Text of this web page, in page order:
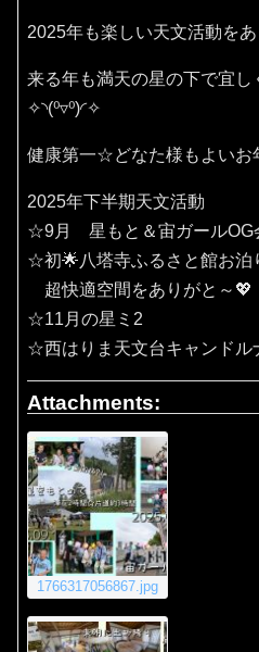
2025年も楽しい天文活動をあ
来る年も満天の星の下で宜し
✧⁠◝⁠(⁠⁰⁠▿⁠⁰⁠)⁠◜⁠✧
健康第一☆どなた様もよいお
2025年下半期天文活動
☆9月 星もと＆宙ガールOG
☆初🌟八塔寺ふるさと館お泊
超快適空間をありがと～💖
☆11月の星ミ2
☆西はりま天文台キャンドル
Attachments:
1766317056867.jpg